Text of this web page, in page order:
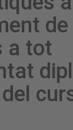
de
a tot